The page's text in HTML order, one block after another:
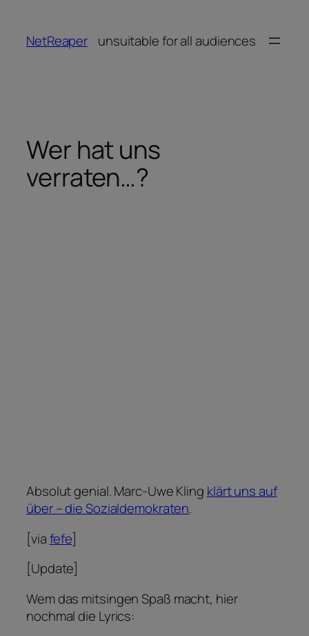
springen
NetReaper unsuitable for all audiences
Wer hat uns
verraten…?
Absolut genial. Marc-Uwe Kling klärt uns auf
über – die Sozialdemokraten.
[viafefe]
[Update]
Wem das mitsingen Spaß macht, hier
nochmal die Lyrics: